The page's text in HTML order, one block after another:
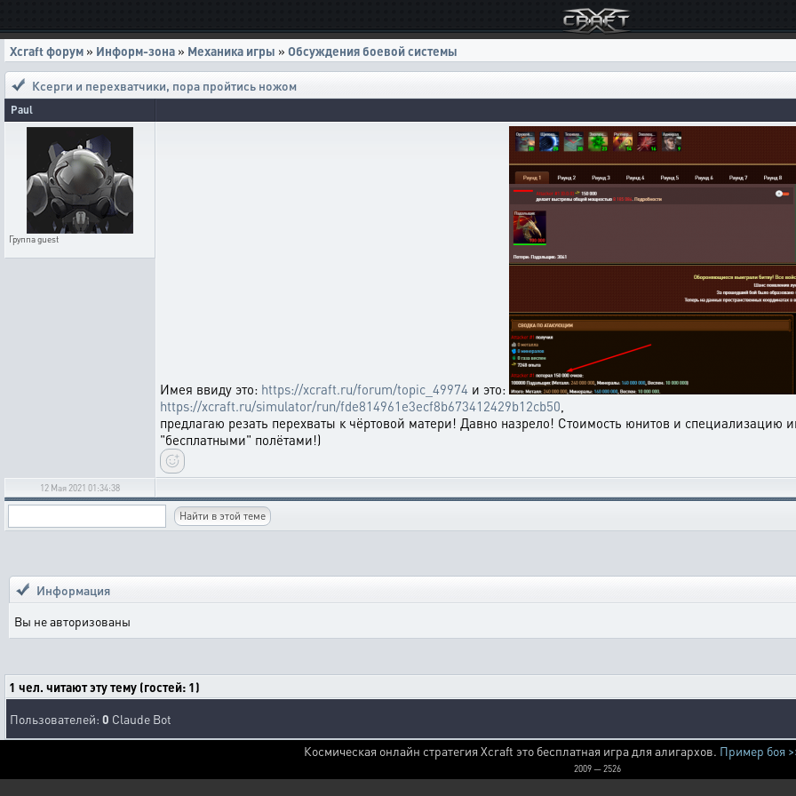
Xcraft форум » Информ-зона » Механика игры » Обсуждения боевой системы
Ксерги и перехватчики, пора пройтись ножом
Paul
Группаguest
Имея ввиду это: https://xcraft.ru/forum/topic_49974 и это:
https://xcraft.ru/simulator/run/fde814961e3ecf8b673412429b12cb50,
предлагаю резать перехваты к чёртовой матери! Давно назрело! Стоимость юнитов и специализацию
"бесплатными" полётами!)
12 Мая 2021 01:34:38
Информация
Вы не авторизованы
1 чел. читают эту тему (гостей: 1)
Пользователей: 0 Claude Bot
Космическая онлайн стратегия Xcraft это бесплатная игра для алигархов. Пример боя
2009 — 2526